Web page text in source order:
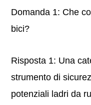
Domanda 1: Che
bici?
Risposta 1: Una
strumento di
potenziali ladri da